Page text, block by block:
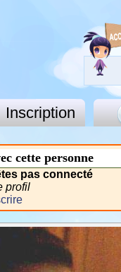
Inscription
cette personne
pas connecté
profil